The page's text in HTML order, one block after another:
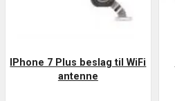
IPhone 7 Plus beslag til WiFi
antenne